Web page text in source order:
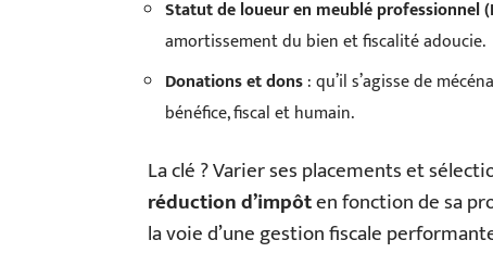
Statut de loueur en meublé professionnel
amortissement du bien et fiscalité adoucie.
Donations et dons: qu’il s’agisse de
bénéfice, fiscal et humain.
La clé ? Varier ses placements et
réduction d’impôten fonction de sa
la voie d’une gestion fiscale